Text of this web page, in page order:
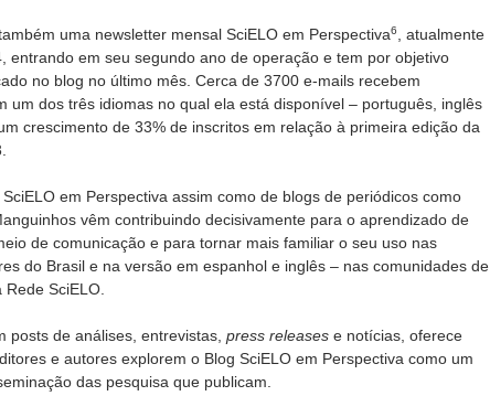
uma newsletter mensal SciELO em Perspectiva6
, atualmente
entrando em seu segundo ano de operação e tem por objetivo
no blog no último mês. Cerca de 3700 e-mails recebem
um dos três idiomas no qual ela está disponível – português, inglês
crescimento de 33% de inscritos em relação à primeira edição da
em Perspectiva assim como de blogs de periódicos como
vêm contribuindo decisivamente para o aprendizado de
de comunicação e para tornar mais familiar o seu uso nas
do Brasil e na versão em espanhol e inglês – nas comunidades de
SciELO.
posts de análises, entrevistas, press releases e notícias, oferece
e autores explorem o Blog SciELO em Perspectiva como um
das pesquisa que publicam.